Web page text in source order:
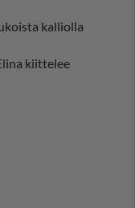
kalliolla
kiittelee